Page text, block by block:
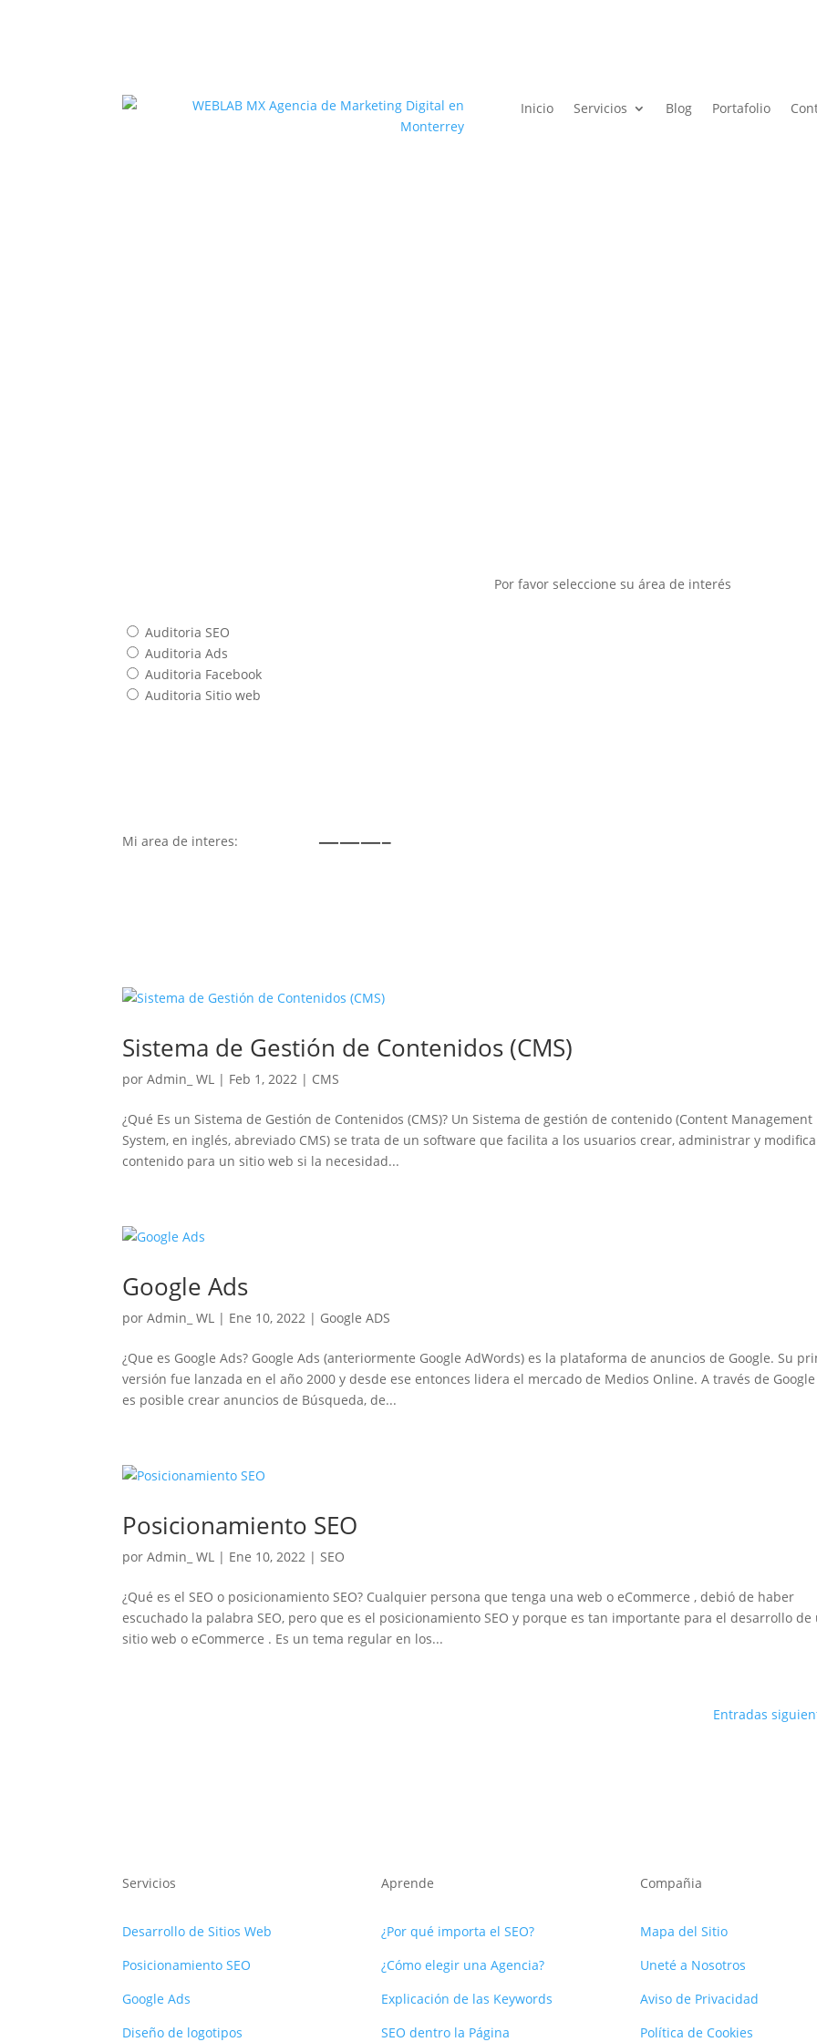
Inicio Servicios Blog Portafolio
Por favor seleccione su área de interés
Auditoria SEO
Auditoria Ads
Auditoria Facebook
Auditoria Sitio web
Mi area de interes: ———–
Sistema de Gestión de Contenidos (CMS)
porAdmin_ WL | Feb 1, 2022 | CMS
¿Qué Es un Sistema de Gestión de Contenidos (CMS)? Un Sistema de gestión de contenido (Content Management
System, en inglés, abreviado CMS) se trata de un software que facilita a los usuarios crear, administrar y
contenido para un sitio web si la necesidad...
Google Ads
porAdmin_ WL | Ene 10, 2022 | Google ADS
¿Que es Google Ads? Google Ads (anteriormente Google AdWords) es la plataforma de anuncios de Google. Su
versión fue lanzada en el año 2000 y desde ese entonces lidera el mercado de Medios Online. A través de
es posible crear anuncios de Búsqueda, de...
Posicionamiento SEO
porAdmin_ WL | Ene 10, 2022 | SEO
¿Qué es el SEO o posicionamiento SEO? Cualquier persona que tenga una web o eCommerce , debió de haber
escuchado la palabra SEO, pero que es el posicionamiento SEO y porque es tan importante para el desarrollo de
sitio web o eCommerce . Es un tema regular en los...
Entradas
Servicios
Desarrollo de Sitios Web
Posicionamiento SEO
Google Ads
Diseño de logotipos
Aprende
¿Por qué importa el SEO?
¿Cómo elegir una Agencia?
Explicación de las Keywords
SEO dentro la Página
Compañia
Mapa del Sitio
Uneté a Nosotros
Aviso de Privacidad
Política de Cookies